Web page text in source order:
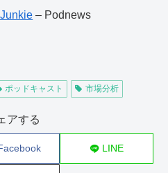
– Podnews
ポッドキャスト 市場分析
アする
LINE